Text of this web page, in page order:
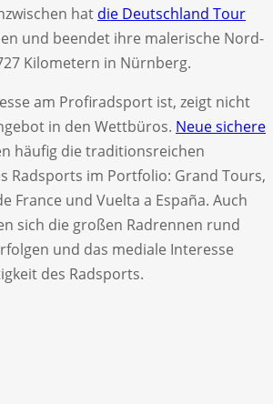
hat die Deutschland Tour
und beendet ihre malerische Nord-
Kilometern in Nürnberg.
am Profiradsport ist, zeigt nicht
in den Wettbüros. Neue sichere
häufig die traditionsreichen
Radsports im Portfolio: Grand Tours,
France und Vuelta a España. Auch
sich die großen Radrennen rund
und das mediale Interesse
des Radsports.